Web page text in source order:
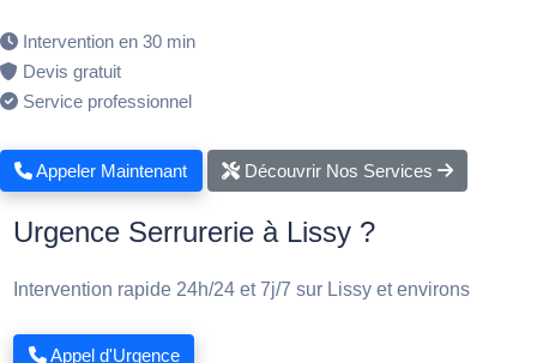
Intervention en 30 min
Devis gratuit
Service professionnel
Appeler Maintenant Découvrir Nos Services
Urgence Serrurerie à Lissy ?
Intervention rapide 24h/24 et 7j/7 sur Lissy et environs
Appel d'Urgence